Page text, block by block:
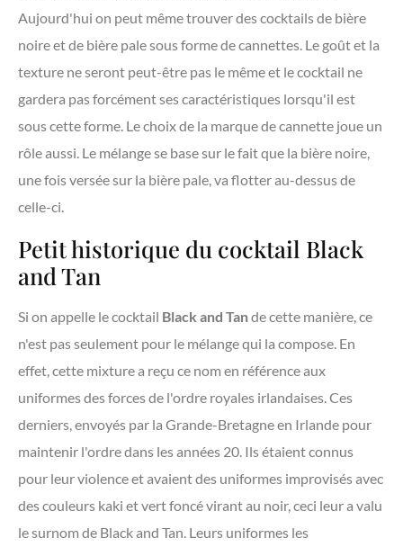
Aujourd'hui on peut même trouver des cocktails de bière
noire et de bière pale sous forme de cannettes. Le goût et la
texture ne seront peut-être pas le même et le cocktail ne
gardera pas forcément ses caractéristiques lorsqu'il est
sous cette forme. Le choix de la marque de cannette joue un
rôle aussi. Le mélange se base sur le fait que la bière noire,
une fois versée sur la bière pale, va flotter au-dessus de
celle-ci.
Petit historique du cocktail Black
and Tan
Si on appelle le cocktail Black and Tande cette manière, ce
n'est pas seulement pour le mélange qui la compose. En
effet, cette mixture a reçu ce nom en référence aux
uniformes des forces de l'ordre royales irlandaises. Ces
derniers, envoyés par la Grande-Bretagne en Irlande pour
maintenir l'ordre dans les années 20. Ils étaient connus
pour leur violence et avaient des uniformes improvisés avec
des couleurs kaki et vert foncé virant au noir, ceci leur a valu
le surnom de Black and Tan. Leurs uniformes les